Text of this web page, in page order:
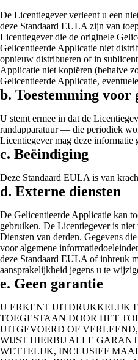
De Licentiegever verleent u een
deze Standaard EULA zijn van
Licentiegever die de originele
Gelicentieerde Applicatie niet
opnieuw distribueren of in
Applicatie niet kopiëren (behalve
Gelicentieerde Applicatie,
b. Toestemming voor
U stemt ermee in dat de
randapparatuur — die periodiek
Licentiegever mag deze informatie
c. Beëindiging
Deze Standaard EULA is van
d. Externe diensten
De Gelicentieerde Applicatie kan
gebruiken. De Licentiegever is
Diensten van derden. Gegevens
voor algemene
deze Standaard EULA of inbreuk
aansprakelijkheid jegens u te
e. Geen garantie
U ERKENT UITDRUKKELIJK
TOEGESTAAN DOOR HET
UITGEVOERD OF
WIJST HIERBIJ ALLE
WETTELIJK, INCLUSIEF